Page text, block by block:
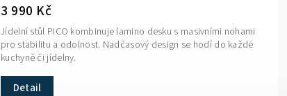
3 990 Kč
Detail
Jídelní stůl PICO kombinuje lamino desku s masivními nohami
pro stabilitu a odolnost. Nadčasový design se hodí do každé
kuchyně či jídelny.